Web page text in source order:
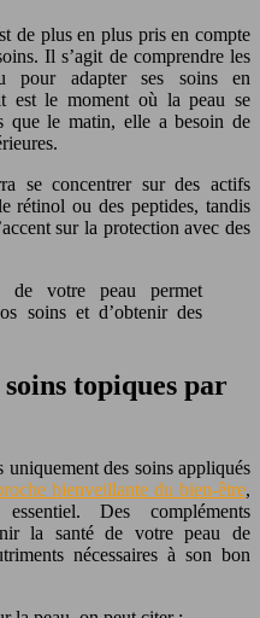
de plus en plus pris en compte
Il s’agit de comprendre les
pour adapter ses soins en
est le moment où la peau se
que le matin, elle a besoin de
se concentrer sur des actifs
rétinol ou des peptides, tandis
sur la protection avec des
de votre peau permet
soins et d’obtenir des
topiques par
uniquement des soins appliqués
bienveillante du bien-être,
Des compléments
la santé de votre peau de
nécessaires à son bon